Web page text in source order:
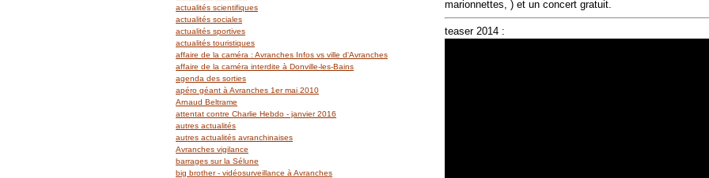
actualités scientifiques
actualités sociales
actualités sportives
actualités touristiques
affaire de la caméra : Avranches Infos vs ville d'Avranches
affaire de la caméra interdite à Donville-les-Bains
agenda des sorties
apéro géant à Avranches 1er mai 2010
Arnaud Beltrame
attentat contre Charlie Hebdo - janvier 2016
autres actualités
autres actualités avranchinaises
Avranches vigilance
barrages sur la Sélune
big brother - vidéosurveillance à Avranches
marionnettes, ) et un concert gratuit.
teaser 2014 :